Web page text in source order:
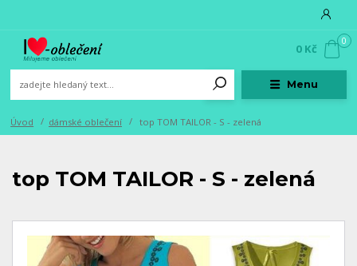
Menu
0
0 Kč
Úvod dámské oblečení top TOM TAILOR - S - zelená
top TOM TAILOR - S - zelená